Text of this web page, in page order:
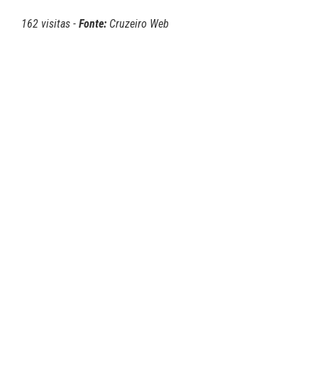
162 visitas - Fonte: Cruzeiro Web